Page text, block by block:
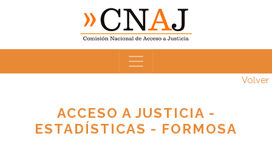
Volver
ACCESO A JUSTICIA -
ESTADÍSTICAS - FORMOSA